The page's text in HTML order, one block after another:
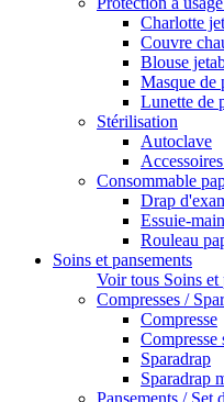
Charlotte
Couvre
Blouse
Masque de
Lunette de
Stérilisation
Autoclave
Consommable
Drap
Essuie-
Rouleau
Soins et pansements
Voir tous Soins et
Compresses /
Compresse
Compresse
Sparadrap
Sparadrap
Pansements / Set